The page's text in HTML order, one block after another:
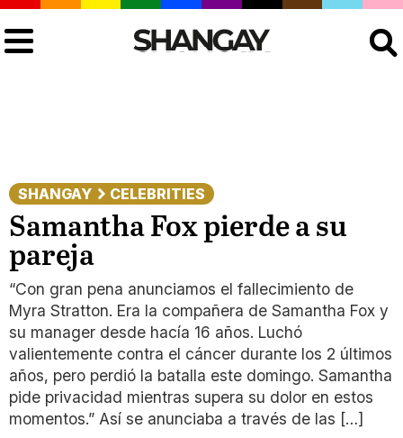
SHANGAY CELEBRITIES
Samantha Fox pierde a su
pareja
“Con gran pena anunciamos el fallecimiento de
Myra Stratton. Era la compañera de Samantha Fox y
su manager desde hacía 16 años. Luchó
valientemente contra el cáncer durante los 2 últimos
años, pero perdió la batalla este domingo. Samantha
pide privacidad mientras supera su dolor en estos
momentos.” Así se anunciaba a través de las […]